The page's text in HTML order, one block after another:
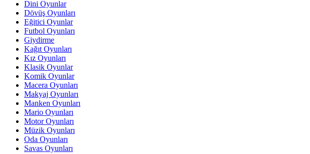
Dini Oyunlar
Dövüş Oyunları
Eğitici Oyunlar
Futbol Oyunları
Giydirme
Kağıt Oyunları
Kız Oyunları
Klasik Oyunlar
Komik Oyunlar
Macera Oyunları
Makyaj Oyunları
Manken Oyunları
Mario Oyunları
Motor Oyunları
Müzik Oyunları
Oda Oyunları
Savas Oyunları